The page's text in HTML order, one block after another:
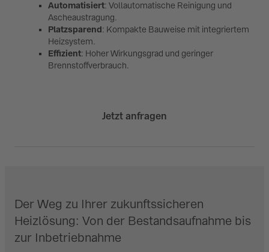
Automatisiert: Vollautomatische Reinigung und
Ascheaustragung.
Platzsparend: Kompakte Bauweise mit integriertem
Heizsystem.
Effizient: Hoher Wirkungsgrad und geringer
Brennstoffverbrauch.
Jetzt anfragen
Der Weg zu Ihrer zukunftssicheren
Heizlösung: Von der Bestandsaufnahme bis
zur Inbetriebnahme